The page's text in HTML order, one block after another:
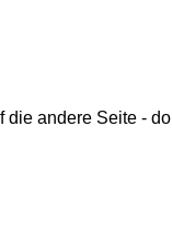
die andere Seite -